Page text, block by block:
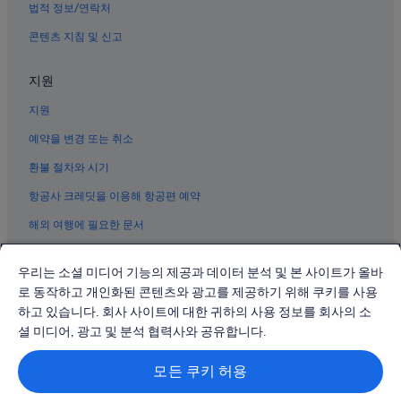
보니파시오 글로벌 시티 호텔
마카티의 부티크 호텔
Sm 아우라 프리미어 근처 호텔
마카티의 WiFi 제공 호텔
마카티의 온수 욕조가 있는 호텔
마카티의 Red Planet 호텔
마카티의 캐러밴 파크
보니파시오 글로벌 시티의 Shangri-La Hotels and Resorts
한국 대사관 근처 호텔
다스마리나스 빌리지의 WiFi 제공 호텔
법적 정보/연락처
콘텐츠 지침 및 신고
지원
지원
예약을 변경 또는 취소
환불 절차와 시기
항공사 크레딧을 이용해 항공편 예약
해외 여행에 필요한 문서
© 2026 Expedia, Inc., Expedia Group 계열사. All rights reserved.
Expedia 및 비행기 로고는 Expedia, Inc.의 상표 또는 등록 상표입니다.
분쟁 해결: 전화: 02-3480-0118, 이메일: travel@support.expedia.co.kr
트래블파트너익스체인지코리아 주식회사. 사업자등록번호: 821-88-01025
익스피디아트래블코리아 주식회사, 서울특별시 종로구 종로5길 7(청진동).
우리는 소셜 미디어 기능의 제공과 데이터 분석 및 본 사이트가 올바
로 동작하고 개인화된 콘텐츠와 광고를 제공하기 위해 쿠키를 사용
하고 있습니다. 회사 사이트에 대한 귀하의 사용 정보를 회사의 소
셜 미디어, 광고 및 분석 협력사와 공유합니다.
모든 쿠키 허용